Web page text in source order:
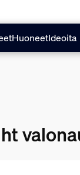
HuoneetIdeoita